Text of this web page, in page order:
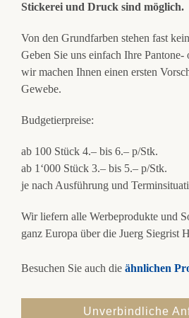
Stickerei und Druck sind möglich.
Von den Grundfarben stehen fast
Geben Sie uns einfach Ihre
wir machen Ihnen einen ersten
Gewebe.
Budgetierpreise:
ab 100 Stück 4.– bis 6.– p/Stk.
ab 1‘000 Stück 3.– bis 5.– p/Stk.
je nach Ausführung und
Wir liefern alle Werbeprodukte und
ganz Europa über die Juerg Siegrist
Besuchen Sie auch die ähnlichen
Unverbindliche